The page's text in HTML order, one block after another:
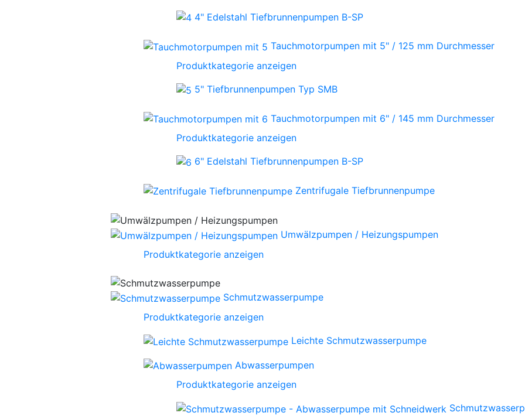
4" Edelstahl Tiefbrunnenpumpen B-SP
Tauchmotorpumpen mit 5" / 125 mm Durchmesser
Produktkategorie anzeigen
5" Tiefbrunnenpumpen Typ SMB
Tauchmotorpumpen mit 6" / 145 mm Durchmesser
Produktkategorie anzeigen
6" Edelstahl Tiefbrunnenpumpen B-SP
Zentrifugale Tiefbrunnenpumpe
Umwälzpumpen / Heizungspumpen
Produktkategorie anzeigen
Schmutzwasserpumpe
Produktkategorie anzeigen
Leichte Schmutzwasserpumpe
Abwasserpumpen
Produktkategorie anzeigen